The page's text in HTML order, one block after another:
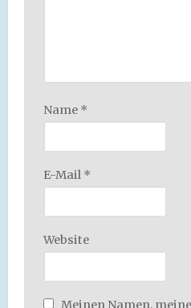
Name *
E-Mail *
Website
Meinen Namen,